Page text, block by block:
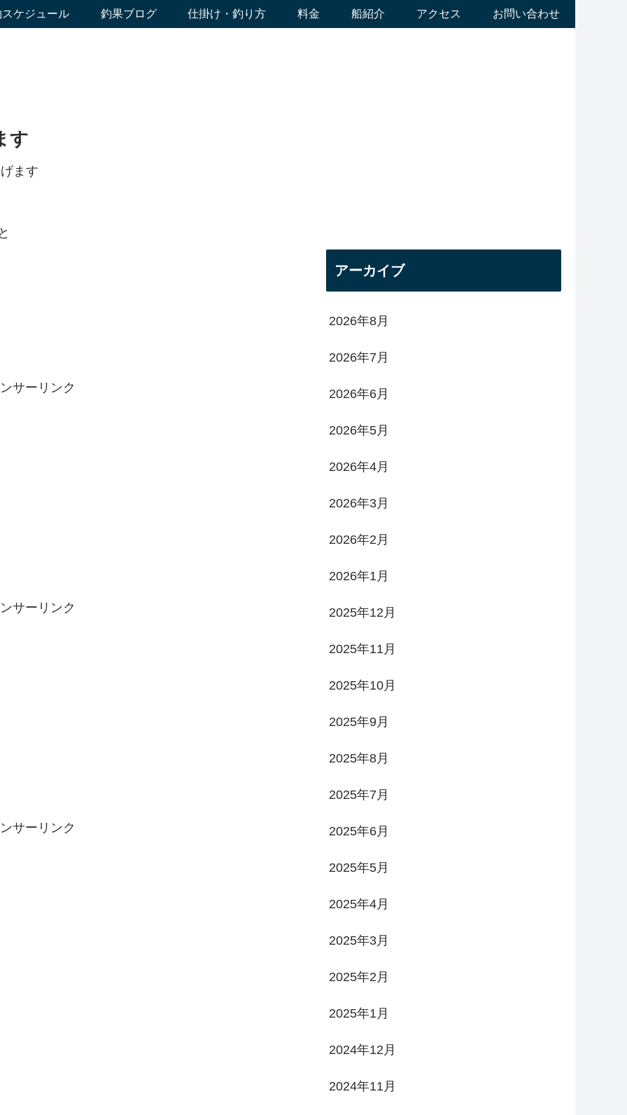
ケジュール 釣果ブログ 仕掛け・釣り方 料金 船紹介 アクセス お問い合わせ
す
ます
サーリンク
サーリンク
サーリンク
アーカイブ
2026年8月
2026年7月
2026年6月
2026年5月
2026年4月
2026年3月
2026年2月
2026年1月
2025年12月
2025年11月
2025年10月
2025年9月
2025年8月
2025年7月
2025年6月
2025年5月
2025年4月
2025年3月
2025年2月
2025年1月
2024年12月
2024年11月